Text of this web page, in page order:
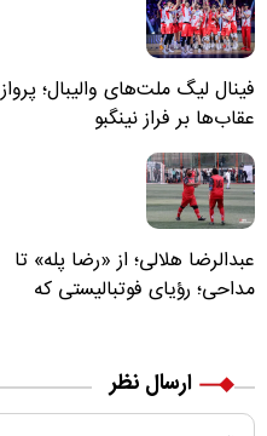
فینال لیگ ملت‌های والیبال؛ پرواز
عقاب‌ها بر فراز نینگبو
عبدالرضا هلالی؛ از «رضا پله» تا
مداحی؛ رؤیای فوتبالیستی که
ارسال نظر